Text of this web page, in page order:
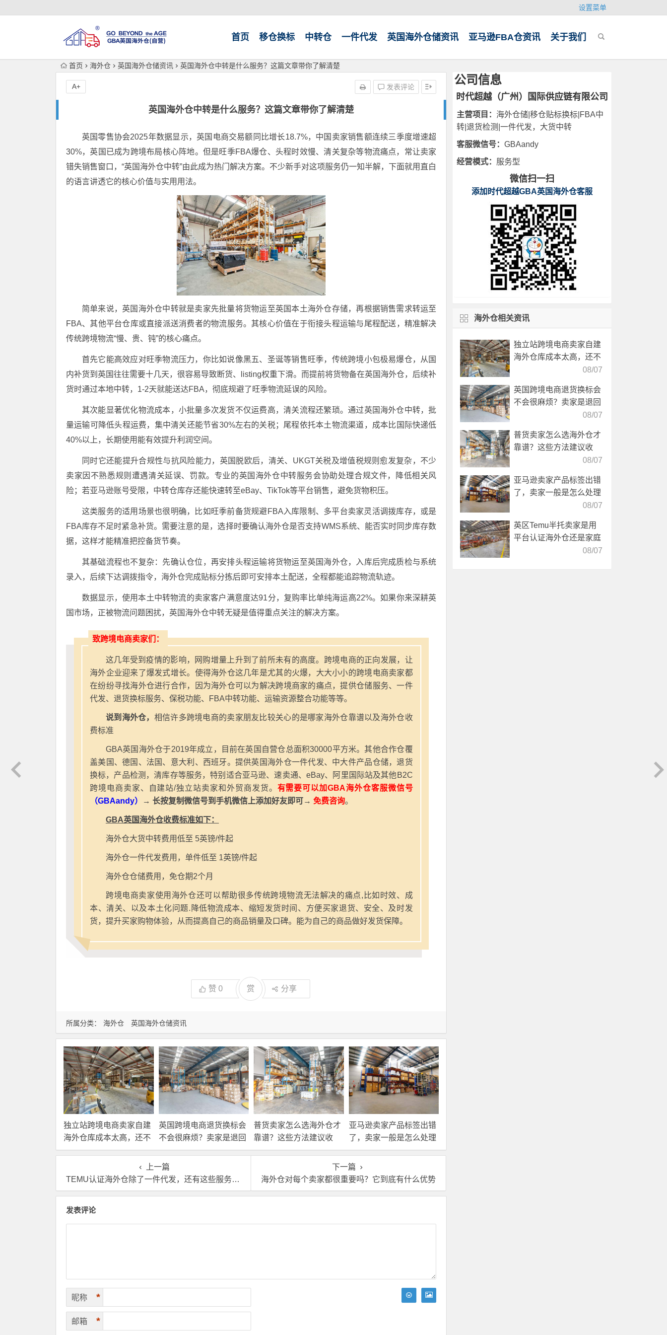
设置菜单
首页 移仓换标 中转仓 一件代发 英国海外仓储资讯 亚马逊FBA仓资讯 关于我们
首页 海外仓 英国海外仓储资讯 英国海外仓中转是什么服务？这篇文章带你了解清楚
英国海外仓中转是什么服务？这篇文章带你了解清楚
发表评论
A+
所属分类： 海外仓 英国海外仓储资讯
英国零售协会2025年数据显示，英国电商交易额同比增长18.7%，中国卖家销售额连续三季度增速超
30%，英国已成为跨境布局核心阵地。但是旺季FBA爆仓、头程时效慢、清关复杂等物流痛点，常让卖家
错失销售窗口，“英国海外仓中转”由此成为热门解决方案。不少新手对这项服务仍一知半解，下面就用直白
的语言讲透它的核心价值与实用用法。
简单来说，英国海外仓中转就是卖家先批量将货物运至英国本土海外仓存储，再根据销售需求转运至
FBA、其他平台仓库或直接派送消费者的物流服务。其核心价值在于衔接头程运输与尾程配送，精准解决
传统跨境物流“慢、贵、钝”的核心痛点。
首先它能高效应对旺季物流压力，你比如说像黑五、圣诞等销售旺季，传统跨境小包极易爆仓，从国
内补货到英国往往需要十几天，很容易导致断货、listing权重下滑。而提前将货物备在英国海外仓，后续补
货时通过本地中转，1-2天就能送达FBA，彻底规避了旺季物流延误的风险。
其次能显著优化物流成本，小批量多次发货不仅运费高，清关流程还繁琐。通过英国海外仓中转，批
量运输可降低头程运费，集中清关还能节省30%左右的关税；尾程依托本土物流渠道，成本比国际快递低
40%以上，长期使用能有效提升利润空间。
同时它还能提升合规性与抗风险能力，英国脱欧后，清关、UKGT关税及增值税规则愈发复杂，不少
卖家因不熟悉规则遭遇清关延误、罚款。专业的英国海外仓中转服务会协助处理合规文件，降低相关风
险；若亚马逊账号受限，中转仓库存还能快速转至eBay、TikTok等平台销售，避免货物积压。
这类服务的适用场景也很明确，比如旺季前备货规避FBA入库限制、多平台卖家灵活调拨库存，或是
FBA库存不足时紧急补货。需要注意的是，选择时要确认海外仓是否支持WMS系统、能否实时同步库存数
据，这样才能精准把控备货节奏。
其基础流程也不复杂：先确认仓位，再安排头程运输将货物运至英国海外仓，入库后完成质检与系统
录入，后续下达调拨指令，海外仓完成贴标分拣后即可安排本土配送，全程都能追踪物流轨迹。
数据显示，使用本土中转物流的卖家客户满意度达91分，复购率比单纯海运高22%。如果你来深耕英
国市场，正被物流问题困扰，英国海外仓中转无疑是值得重点关注的解决方案。
致跨境电商卖家们：
这几年受到疫情的影响，网购增量上升到了前所未有的高度。跨境电商的正向发展，让
海外企业迎来了爆发式增长。使得海外仓这几年是尤其的火爆，大大小小的跨境电商卖家都
在纷纷寻找海外仓进行合作，因为海外仓可以为解决跨境商家的痛点，提供仓储服务、一件
代发、退货换标服务、保税功能、FBA中转功能、运输资源整合功能等等。
说到海外仓， 相信许多跨境电商的卖家朋友比较关心的是哪家海外仓靠谱以及海外仓收
费标准
GBA英国海外仓于2019年成立，目前在英国自营仓总面积30000平方米。其他合作仓覆
盖美国、德国、法国、意大利、西班牙。提供英国海外仓一件代发、中大件产品仓储，退货
换标，产品检测，清库存等服务，特别适合亚马逊、速卖通、eBay、阿里国际站及其他B2C
跨境电商卖家、自建站/独立站卖家和外贸商发货。 有需要可以加GBA海外仓客服微信号
（GBAandy）
→ 长按复制微信号到手机微信上添加好友即可→ 免费咨询。
GBA英国海外仓收费标准如下：
海外仓大货中转费用低至 5英镑/件起
海外仓一件代发费用，单件低至 1英镑/件起
海外仓仓储费用，免仓期2个月
跨境电商卖家使用海外仓还可以帮助很多传统跨境物流无法解决的痛点,比如时效、成
本、清关、以及本土化问题.降低物流成本、缩短发货时间、方便买家退货、安全、及时发
货，提升买家购物体验，从而提高自己的商品销量及口碑。能为自己的商品做好发货保障。
赞 0 赏 分享
独立站跨境电商卖家自建
海外仓库成本太高，还不
如直接找第三方自营海外
英国跨境电商退货换标会
不会很麻烦？卖家是退回
国内还是在海外直接处
理？
普货卖家怎么选海外仓才
靠谱？这些方法建议收
藏！
亚马逊卖家产品标签出错
了，卖家一般是怎么处理
的？
上一篇
TEMU认证海外仓除了一件代发，还有这些服务你需要了解
下一篇
海外仓对每个卖家都很重要吗？它到底有什么优势
发表评论
昵称 *
邮箱 *
公司信息
时代超越（广州）国际供应链有限公司
主营项目： 海外仓储|移仓贴标换标|FBA中
转|退货检测|一件代发，大货中转
客服微信号： GBAandy
经营模式： 服务型
微信扫一扫
添加时代超越GBA英国海外仓客服
海外仓相关资讯
独立站跨境电商卖家自建
海外仓库成本太高，还不
如直接找第三方自营海外
08/07
英国跨境电商退货换标会
不会很麻烦？卖家是退回
国内还是在海外直接处08/07
普货卖家怎么选海外仓才
靠谱？这些方法建议收
08/07
亚马逊卖家产品标签出错
了，卖家一般是怎么处理
08/07
英区Temu半托卖家是用
平台认证海外仓还是家庭
08/07